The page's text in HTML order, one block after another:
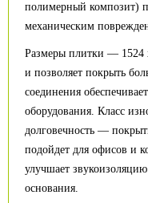
полимерный композит)
механическим
Размеры плитки — 1524
и позволяет покрыть
соединения
оборудования. Класс
долговечность —
подойдет для офисов и
улучшает
основания.